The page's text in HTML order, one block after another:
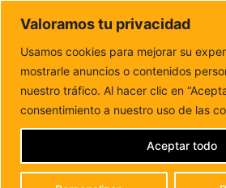
Valoramos tu privacidad
Usamos cookies para mejorar su
mostrarle anuncios o contenidos
nuestro tráfico. Al hacer clic en
consentimiento a nuestro uso de las
Aceptar todo
DUNAS FM
Tu informacion de forma
Inicio FUERTEVENTURA
El CAAF
en la red de impulsión entre...
EL CAAF
NUEVA AVERÍA
RED DE